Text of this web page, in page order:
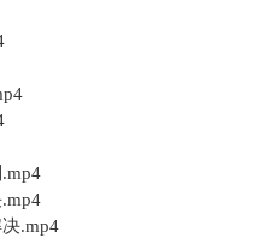
.mp4